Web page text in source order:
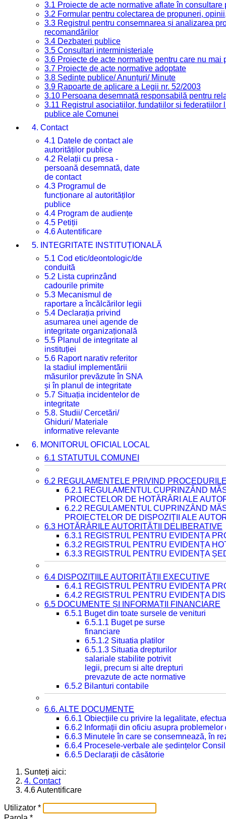
3.1 Proiecte de acte normative aflate în consultare
3.2 Formular pentru colectarea de propuneri,
3.3 Registrul pentru consemnarea și analizarea
recomandărilor
3.4 Dezbateri publice
3.5 Consultari interministeriale
3.6 Proiecte de acte normative pentru care nu mai
3.7 Proiecte de acte normative adoptate
3.8 Ședințe publice/ Anunțuri/ Minute
3.9 Rapoarte de aplicare a Legii nr. 52/2003
3.10 Persoana desemnată responsabilă pentru
3.11 Registrul asociațiilor, fundațiilor și federațiilor
publice ale Comunei
4. Contact
4.1 Datele de contact ale
autorităților publice
4.2 Relații cu presa -
persoană desemnată, date
de contact
4.3 Programul de
funcționare al autorităților
publice
4.4 Program de audiențe
4.5 Petiții
4.6 Autentificare
5. INTEGRITATE INSTITUȚIONALĂ
5.1 Cod etic/deontologic/de
conduită
5.2 Lista cuprinzând
cadourile primite
5.3 Mecanismul de
raportare a încălcărilor legii
5.4 Declarația privind
asumarea unei agende de
integritate organizațională
5.5 Planul de integritate al
instituției
5.6 Raport narativ referitor
la stadiul implementării
măsurilor prevăzute în SNA
și în planul de integritate
5.7 Situația incidentelor de
integritate
5.8. Studii/ Cercetări/
Ghiduri/ Materiale
informative relevante
6. MONITORUL OFICIAL LOCAL
6.1 STATUTUL COMUNEI
6.2 REGULAMENTELE PRIVIND
6.2.1 REGULAMENTUL CUPRINZÂND
PROIECTELOR DE HOTĂRÂRI ALE
6.2.2 REGULAMENTUL CUPRINZÂND
PROIECTELOR DE DISPOZIȚII ALE
6.3 HOTĂRÂRILE AUTORITĂȚII DELIBERATIVE
6.3.1 REGISTRUL PENTRU EVIDENȚA
6.3.2 REGISTRUL PENTRU EVIDENȚA
6.3.3 REGISTRUL PENTRU EVIDENȚA
6.4 DISPOZIȚIILE AUTORITĂȚII EXECUTIVE
6.4.1 REGISTRUL PENTRU EVIDENȚA
6.4.2 REGISTRUL PENTRU EVIDENȚA
6.5 DOCUMENTE ȘI INFORMAȚII FINANCIARE
6.5.1 Buget din toate sursele de venituri
6.5.1.1 Buget pe surse
financiare
6.5.1.2 Situatia platilor
6.5.1.3 Situatia drepturilor
salariale stabilite potrivit
legii, precum si alte drepturi
prevazute de acte normative
6.5.2 Bilanturi contabile
6.6. ALTE DOCUMENTE
6.6.1 Obiecțiile cu privire la legalitate,
6.6.2 Informații din oficiu asupra
6.6.3 Minutele în care se consemnează, în
6.6.4 Procesele-verbale ale ședințelor
6.6.5 Declarații de căsătorie
Sunteți aici:
4. Contact
4.6 Autentificare
Utilizator *